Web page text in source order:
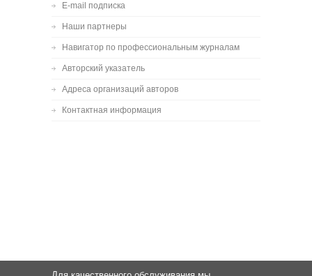
E-mail подписка
Наши партнеры
Навигатор по профессиональным журналам
Авторский указатель
Адреса организаций авторов
Контактная информация